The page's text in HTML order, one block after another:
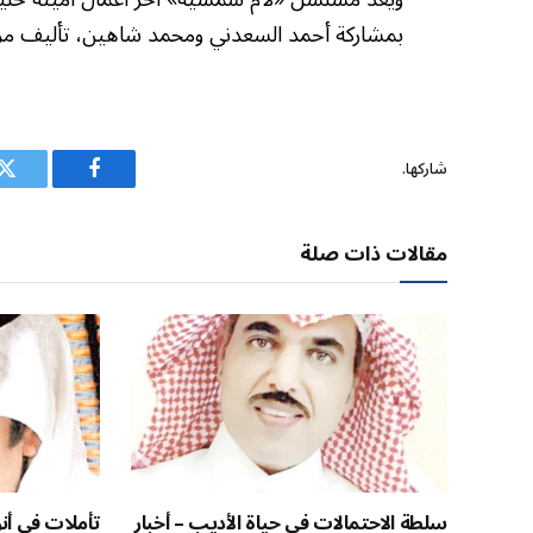
بمشاركة أحمد السعدني ومحمد شاهين، تأليف
شاركها.
فيسبوك
مقالات ذات صلة
سلطة الاحتمالات في حياة الأديب – أخبار تأملات في